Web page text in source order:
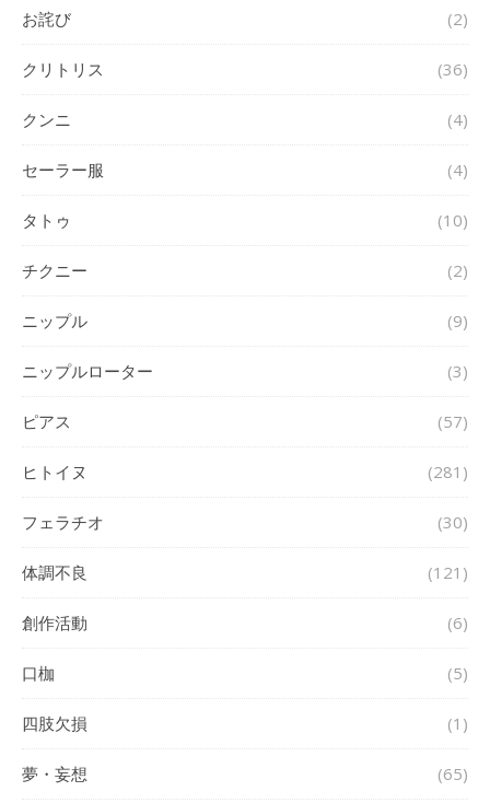
お詫び (2)
クリトリス (36)
クンニ (4)
セーラー服 (4)
タトゥ (10)
チクニー (2)
ニップル (9)
ニップルローター (3)
ピアス (57)
ヒトイヌ (281)
フェラチオ (30)
体調不良 (121)
創作活動 (6)
口枷 (5)
四肢欠損 (1)
夢・妄想 (65)